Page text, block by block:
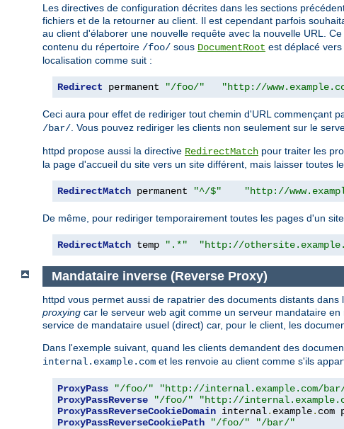
Les directives de configuration décrites dans les sections
fichiers et de la retourner au client. Il est cependant parfois
au client d'élaborer une nouvelle requête avec la nouvelle URL.
contenu du répertoire /foo/ sous DocumentRoot est déplacé
localisation comme suit :
Redirect permanent "/foo/" "http://
Ceci aura pour effet de rediriger tout chemin d'URL commençant
/bar/. Vous pouvez rediriger les clients non seulement sur le
httpd propose aussi la directive RedirectMatch pour traiter les
la page d'accueil du site vers un site différent, mais laisser toutes
RedirectMatch permanent "^/$" "http://
De même, pour rediriger temporairement toutes les pages d'un
RedirectMatch temp ".*" "http://
Mandataire inverse (Reverse Proxy)
httpd vous permet aussi de rapatrier des documents distants
proxying car le serveur web agit comme un serveur mandataire
service de mandataire usuel (direct) car, pour le client, les
Dans l'exemple suivant, quand les clients demandent des
internal.example.com et les renvoie au client comme s'ils
ProxyPass "/foo/"
"http://internal.example.com/
ProxyPassReverse
"/foo/"
"http://
ProxyPassReverseCookieDomain internal. example. com
ProxyPassReverseCookiePath
"/foo/" "/bar/"